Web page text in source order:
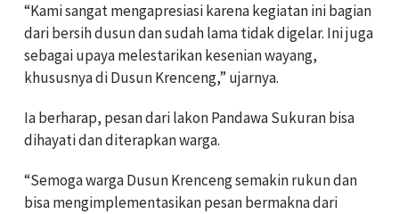
“Kami sangat mengapresiasi karena kegiatan ini bagian
dari bersih dusun dan sudah lama tidak digelar. Ini juga
sebagai upaya melestarikan kesenian wayang,
khususnya di Dusun Krenceng,” ujarnya.
Ia berharap, pesan dari lakon Pandawa Sukuran bisa
dihayati dan diterapkan warga.
“Semoga warga Dusun Krenceng semakin rukun dan
bisa mengimplementasikan pesan bermakna dari